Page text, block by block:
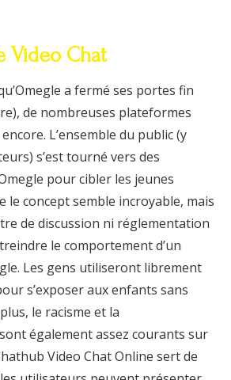
Video Chat
a fermé ses portes fin
de nombreuses plateformes
L’ensemble du public (y
s’est tourné vers des
pour cibler les jeunes
le concept semble incroyable, mais
de discussion ni réglementation
le comportement d’un
Les gens utiliseront librement
s’exposer aux enfants sans
le racisme et la
également assez courants sur
Video Chat Online sert de